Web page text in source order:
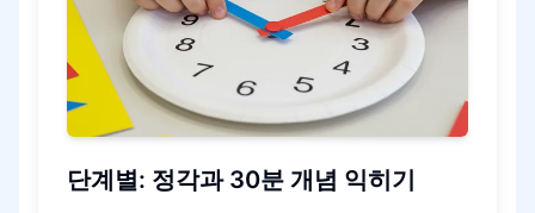
단계별: 정각과 30분 개념 익히기